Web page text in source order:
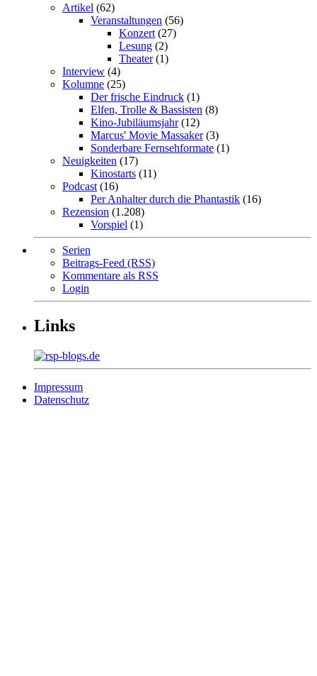
Artikel (62)
Veranstaltungen (56)
Konzert (27)
Lesung (2)
Theater(1)
Interview (4)
Kolumne (25)
Der frische Eindruck (1)
Elfen, Trolle & Bassisten (8)
Kino-Jubiläumsjahr(12)
Marcus' Movie Massaker(3)
Sonderbare Fernsehformate (1)
Neuigkeiten (17)
Kinostarts (11)
Podcast (16)
Per Anhalter durch die Phantastik (16)
Rezension (1.208)
Vorspiel (1)
Serien
Beitrags-Feed (RSS)
Kommentare als RSS
Login
Links
Impressum
Datenschutz